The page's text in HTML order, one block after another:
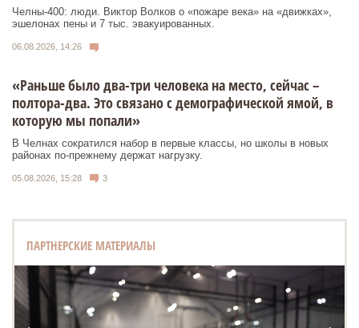
Челны-400: люди. Виктор Волков о «пожаре века» на «движках»,
эшелонах пены и 7 тыс. эвакуированных.
06.08.2026, 14:26
«Раньше было два-три человека на место, сейчас –
полтора-два. Это связано с демографической ямой, в
которую мы попали»
В Челнах сократился набор в первые классы, но школы в новых
районах по-прежнему держат нагрузку.
05.08.2026, 15:28 3
ПАРТНЕРСКИЕ МАТЕРИАЛЫ